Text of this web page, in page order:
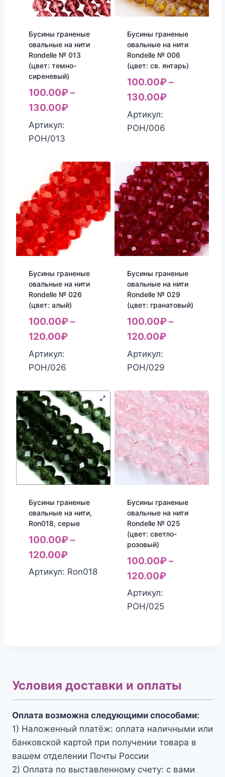
Бусины граненые
овальные на нити
Rondelle № 013
(цвет: темно-
сиреневый)
100.00₽–
130.00₽
Артикул:
РОН/013
Бусины граненые
овальные на нити
Rondelle № 006
(цвет: св. янтарь)
100.00₽–
130.00₽
Артикул:
РОН/006
Бусины граненые
овальные на нити
Rondelle № 026
(цвет: алый)
100.00₽–
120.00₽
Артикул:
РОН/026
Бусины граненые
овальные на нити
Rondelle № 029
(цвет: гранатовый)
100.00₽–
120.00₽
Артикул:
РОН/029
Бусины граненые
овальные на нити,
Ron018, серые
100.00₽–
120.00₽
Артикул: Ron018
Бусины граненые
овальные на нити
Rondelle № 025
(цвет: светло-
розовый)
100.00₽–
120.00₽
Артикул:
РОН/025
Условия доставки и оплаты
Оплата возможна следующими способами:
1) Наложенный платёж: оплата наличными или
банковской картой при получении товара в
вашем отделении Почты России
2) Оплата по выставленному счету: с вами